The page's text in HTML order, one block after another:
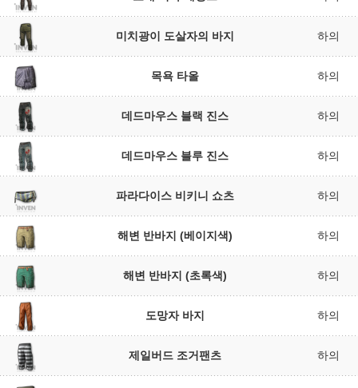
미치광이 도살자의 바지 하의
목욕 타올 하의
데드마우스 블랙 진스 하의
데드마우스 블루 진스 하의
파라다이스 비키니 쇼츠 하의
해변 반바지 (베이지색) 하의
해변 반바지 (초록색) 하의
도망자 바지 하의
제일버드 조거팬츠 하의